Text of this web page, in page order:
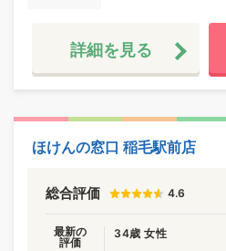
詳細を見る
ほけんの窓口 稲毛駅前店
総合評価 4.6
最新の
評価
34歳 女性